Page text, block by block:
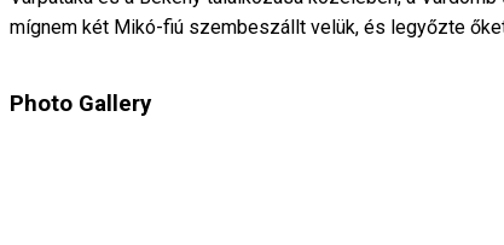
mígnem két Mikó-fiú szembeszállt velük, és legyőzte
Photo Gallery